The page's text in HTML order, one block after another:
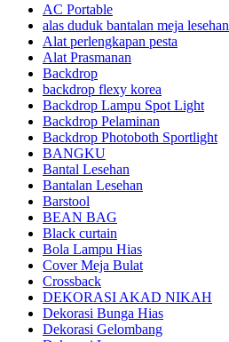
AC Portable
alas duduk bantalan meja lesehan
Alat perlengkapan pesta
Alat Prasmanan
Backdrop
backdrop flexy korea
Backdrop Lampu Spot Light
Backdrop Pelaminan
Backdrop Photoboth Sportlight
BANGKU
Bantal Lesehan
Bantalan Lesehan
Barstool
BEAN BAG
Black curtain
Bola Lampu Hias
Cover Meja Bulat
Crossback
DEKORASI AKAD NIKAH
Dekorasi Bunga Hias
Dekorasi Gelombang